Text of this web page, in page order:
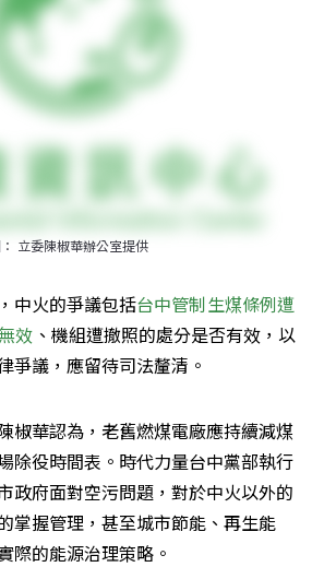
立委陳椒華辦公室提供
中火的爭議包括台中管制生煤條例遭
效 、機組遭撤照的處分是否有效，以
爭議，應留待司法釐清。
椒華認為，老舊燃煤電廠應持續減煤
除役時間表。時代力量台中黨部執行
政府面對空污問題，對於中火以外的
掌握管理，甚至城市節能、再生能
際的能源治理策略。